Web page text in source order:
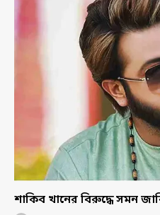
শাকিব খানের বিরুদ্ধে সমন